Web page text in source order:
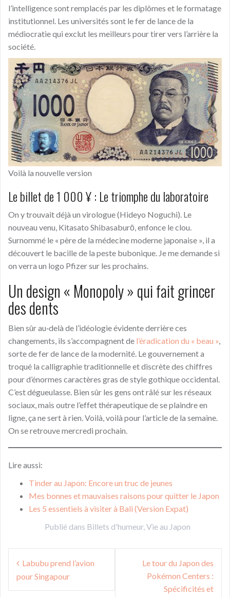
l’intelligence sont remplacés par les diplômes et le formatage
institutionnel. Les universités sont le fer de lance de la
médiocratie qui exclut les meilleurs pour tirer vers l’arrière la
société.
Voilà la nouvelle version
Le billet de 1 000 ¥ : Le triomphe du laboratoire
On y trouvait déjà un virologue (Hideyo Noguchi). Le
nouveau venu, Kitasato Shibasaburō, enfonce le clou.
Surnommé le « père de la médecine moderne japonaise », il a
découvert le bacille de la peste bubonique. Je me demande si
on verra un logo Pfizer sur les prochains.
Un design « Monopoly » qui fait grincer
des dents
Bien sûr au‑delà de l’idéologie évidente derrière ces
changements, ils s’accompagnent de l’éradication du « beau »,
sorte de fer de lance de la modernité. Le gouvernement a
troqué la calligraphie traditionnelle et discrète des chiffres
pour d’énormes caractères gras de style gothique occidental.
C’est dégueulasse. Bien sûr les gens ont râlé sur les réseaux
sociaux, mais outre l’effet thérapeutique de se plaindre en
ligne, ça ne sert à rien. Voilà, voilà pour l’article de la semaine.
On se retrouve mercredi prochain.
Lire aussi:
Tinder au Japon: Encore un truc de jeunes
Mes bonnes et mauvaises raisons pour quitter le Japon
Les 5 essentiels à visiter à Bali (Version Expat)
Publié dans Billets d'humeur,Vie au Japon
Navigation
de Labubu prend l’avion
pour Singapour
Le tour du Japon des
Pokémon Centers :
Spécificités et